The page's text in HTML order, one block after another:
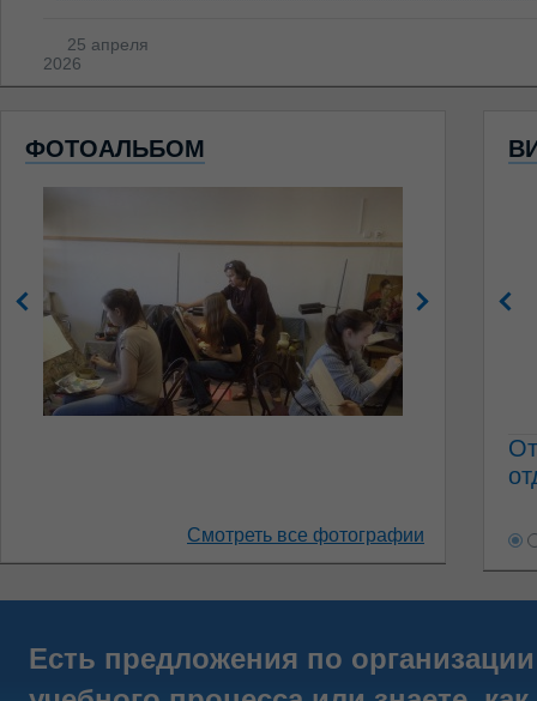
25 апреля
2026
ФОТОАЛЬБОМ
Смотреть все фотографии
Есть предложения по организации